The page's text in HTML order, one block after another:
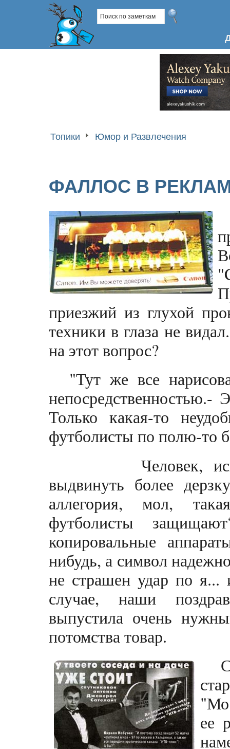
Топики Юмор и Развлечения
ФАЛЛОС В
приезжий из глухой
техники в глаза не
на этот вопрос?
"Тут же все
непосредственностью.-
Только какая-то
футболисты по полю-то
Человек,
выдвинуть более
аллегория, мол,
футболисты
копировальные
нибудь, а символ
не страшен удар по
случае, наши
выпустила очень
потомства товар.
ее